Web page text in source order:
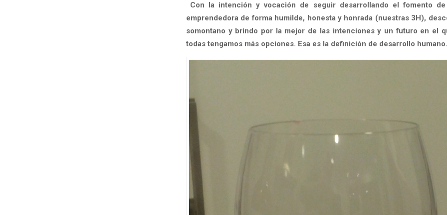
Con la intención y vocación de seguir desarrollando el fomento
emprendedora de forma humilde, honesta y honrada (nuestras 3H),
somontano y brindo por la mejor de las intenciones y un futuro en el
todas tengamos más opciones. Esa es la definición de desarrollo humano.